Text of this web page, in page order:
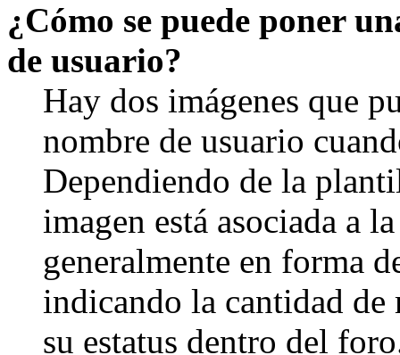
¿Cómo se puede poner
de usuario?
Hay dos imágenes que
nombre de usuario
Dependiendo de la
imagen está asociada a
generalmente en forma
indicando la cantidad de
su estatus dentro del